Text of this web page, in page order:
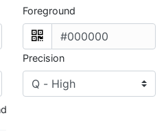
Foreground
Precision